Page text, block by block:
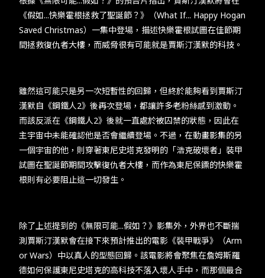
《假如...快樂霍根拯救了聖誕節？》（What If... Happy Hogan
Saved Christmas）一集中登場，描述快樂霍根試圖在佳節期
間拯救復仇者大樓，而威脅很有可能就是賈斯汀漢默的科技。​
​​雖然這可能只是另一次短暫性的回歸，但終於能夠看到賈斯汀
漢默自《鋼鐵人2》後再次登場，都讓許多老粉絲感到激動。
而該反派在《鋼鐵人2》後就一直處於被囚禁的狀態，因此在
主宇宙中未能確認他是否會繼續登場。不過，在動畫影集的另
一個宇宙的他，則穿著東尼史塔克發明的「浩克破壞者」裝甲
試圖在聖誕節期間攻擊復仇者大樓，而作為東尼保鏢的快樂霍
根則有必要阻止這一切發生。​
​​除了上述提到的《無限可能...假如？》影集外，外界也不斷揣
測賈斯汀漢默會在接下來預計推出的電影《裝甲戰爭》（Arm
or Wars）中以真人的型態回歸。該電影將會聚焦在詹姆斯羅
德如何保護東尼史塔克的高科技不落入壞人手中，而那個最合